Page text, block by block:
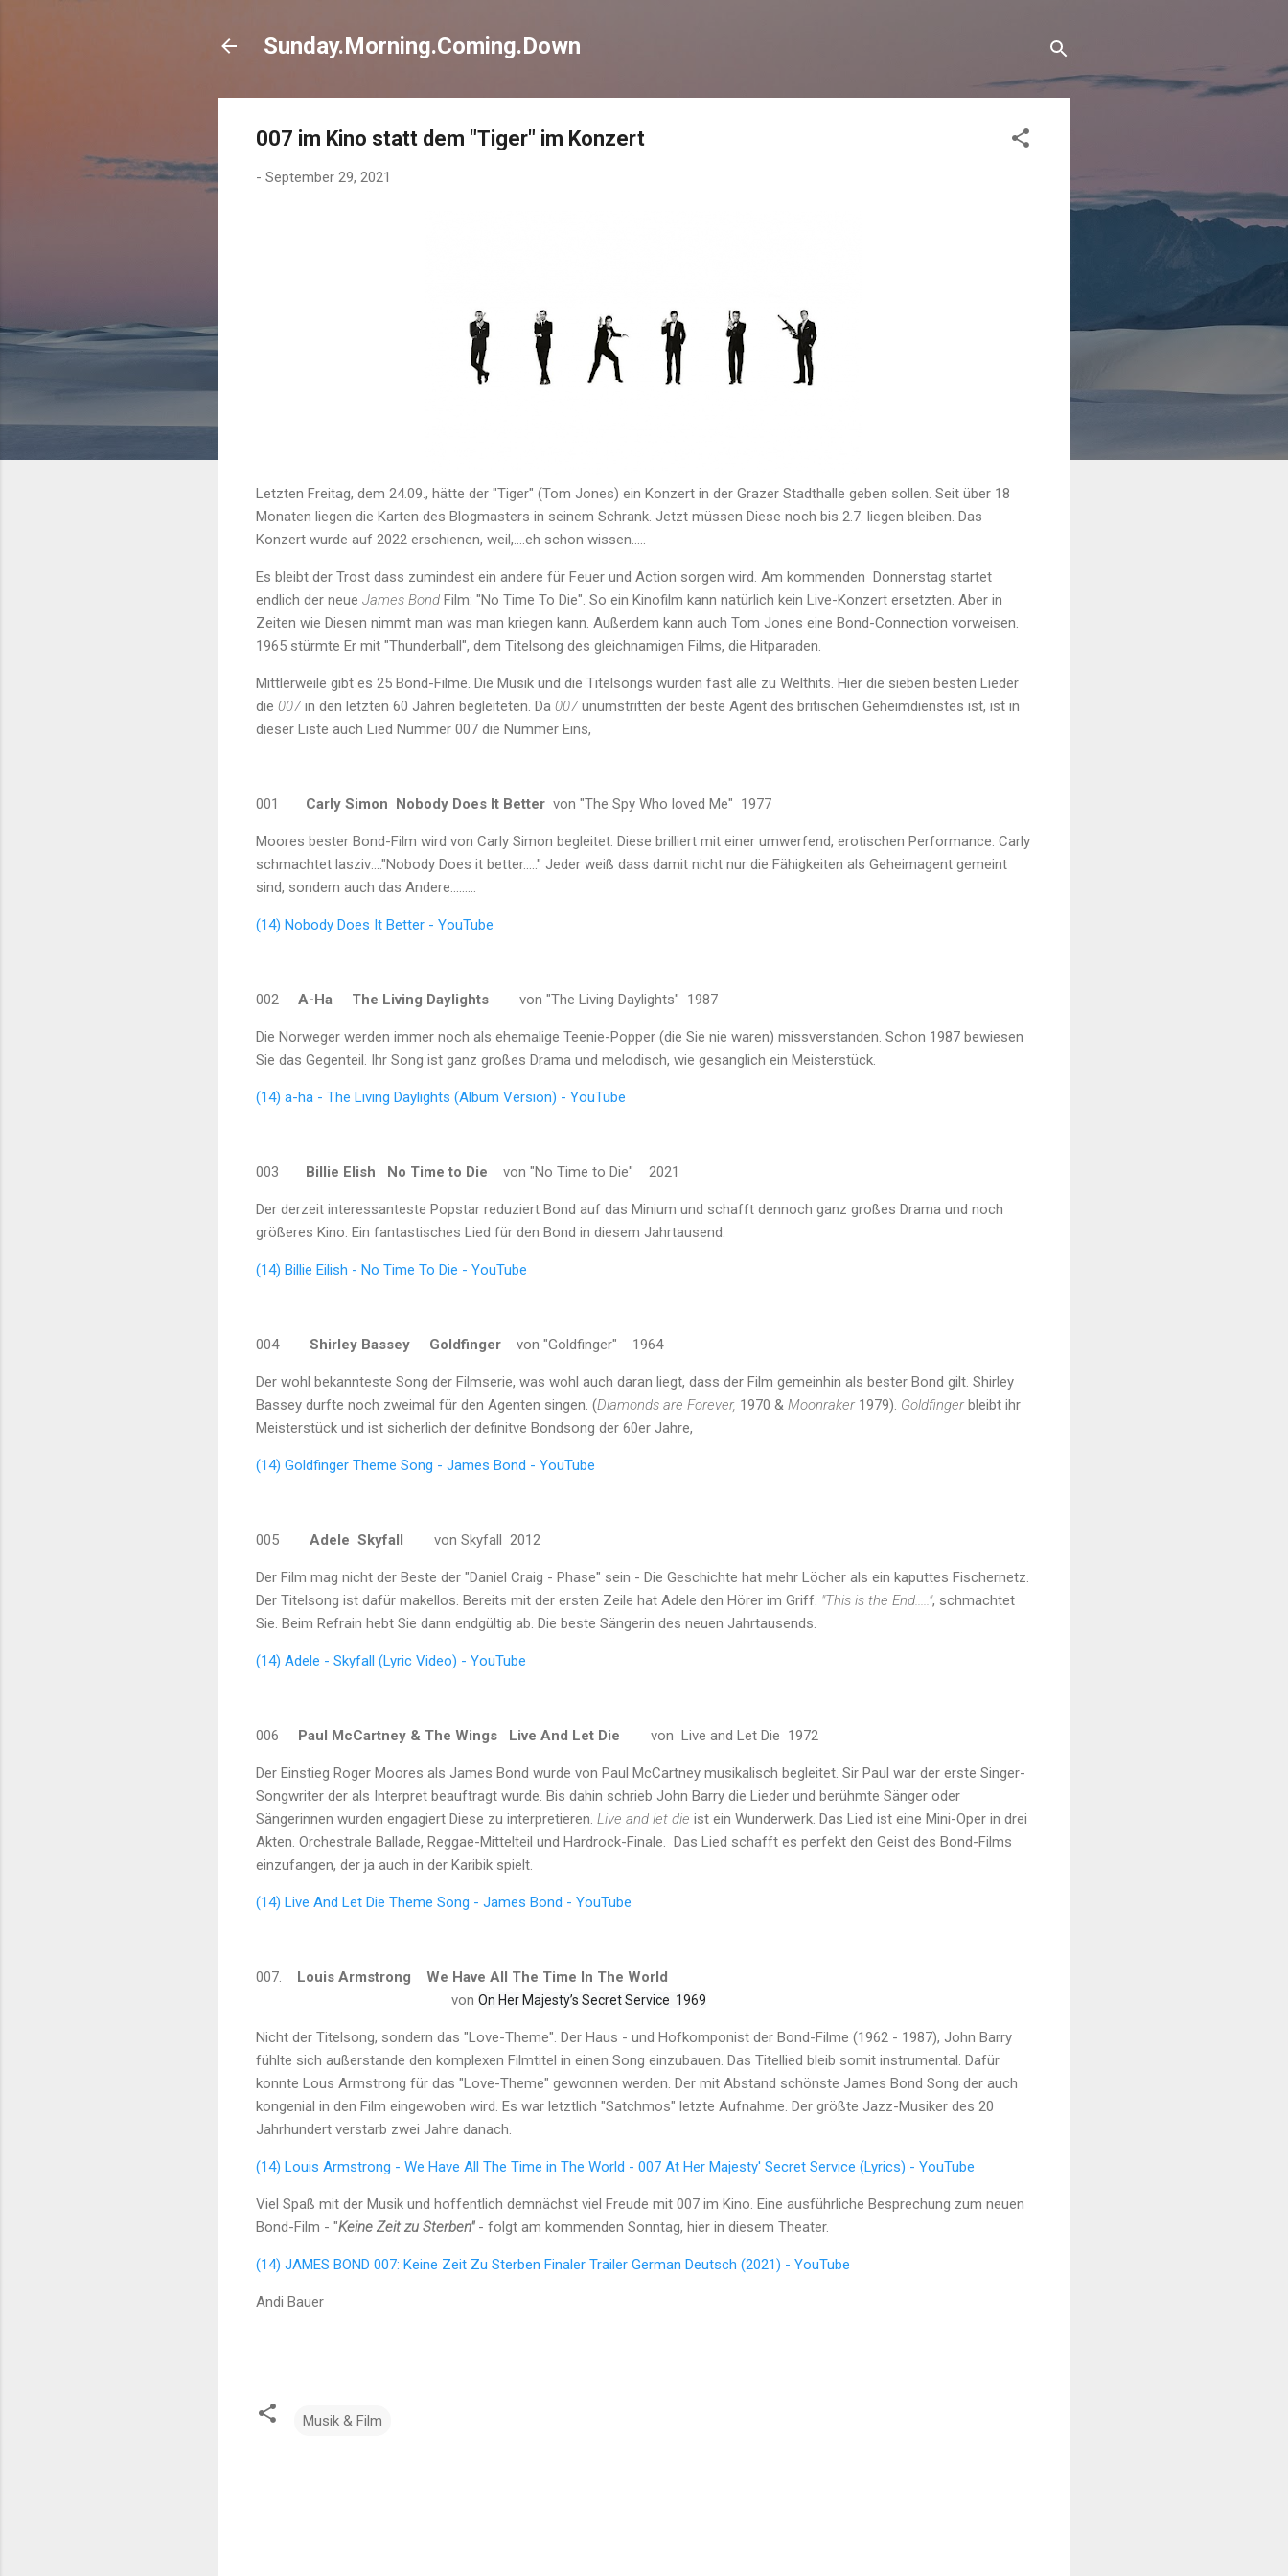
Sunday.Morning.Coming.Down
007 im Kino statt dem "Tiger" im Konzert
- September 29, 2021
Letzten Freitag, dem 24.09., hätte der "Tiger" (Tom Jones) ein Konzert in der Grazer Stadthalle geben sollen. Seit über 18
Monaten liegen die Karten des Blogmasters in seinem Schrank. Jetzt müssen Diese noch bis 2.7. liegen bleiben. Das
Konzert wurde auf 2022 erschienen, weil,....eh schon wissen.....
Es bleibt der Trost dass zumindest ein andere für Feuer und Action sorgen wird. Am kommenden Donnerstag startet
endlich der neue James Bond Film: "No Time To Die". So ein Kinofilm kann natürlich kein Live-Konzert ersetzten. Aber in
Zeiten wie Diesen nimmt man was man kriegen kann. Außerdem kann auch Tom Jones eine Bond-Connection vorweisen.
1965 stürmte Er mit "Thunderball", dem Titelsong des gleichnamigen Films, die Hitparaden.
Mittlerweile gibt es 25 Bond-Filme. Die Musik und die Titelsongs wurden fast alle zu Welthits. Hier die sieben besten Lieder
die 007in den letzten 60 Jahren begleiteten. Da 007unumstritten der beste Agent des britischen Geheimdienstes ist, ist in
dieser Liste auch Lied Nummer 007 die Nummer Eins,
001 Carly Simon Nobody Does It Better von "The Spy Who loved Me" 1977
Moores bester Bond-Film wird von Carly Simon begleitet. Diese brilliert mit einer umwerfend, erotischen Performance. Carly
schmachtet lasziv:..."Nobody Does it better....." Jeder weiß dass damit nicht nur die Fähigkeiten als Geheimagent gemeint
sind, sondern auch das Andere.........
(14) Nobody Does It Better - YouTube
002 A-Ha The Living Daylights von "The Living Daylights" 1987
Die Norweger werden immer noch als ehemalige Teenie-Popper (die Sie nie waren) missverstanden. Schon 1987 bewiesen
Sie das Gegenteil. Ihr Song ist ganz großes Drama und melodisch, wie gesanglich ein Meisterstück.
(14) a-ha - The Living Daylights (Album Version) - YouTube
003 Billie Elish No Time to Die von "No Time to Die" 2021
Der derzeit interessanteste Popstar reduziert Bond auf das Minium und schafft dennoch ganz großes Drama und noch
größeres Kino. Ein fantastisches Lied für den Bond in diesem Jahrtausend.
(14) Billie Eilish - No Time To Die - YouTube
004 Shirley Bassey Goldfinger von "Goldfinger" 1964
Der wohl bekannteste Song der Filmserie, was wohl auch daran liegt, dass der Film gemeinhin als bester Bond gilt. Shirley
Bassey durfte noch zweimal für den Agenten singen. (Diamonds are Forever, 1970 & Moonraker1979). Goldfingerbleibt ihr
Meisterstück und ist sicherlich der definitve Bondsong der 60er Jahre,
(14) Goldfinger Theme Song - James Bond - YouTube
005 Adele Skyfall von Skyfall 2012
Der Film mag nicht der Beste der "Daniel Craig - Phase" sein - Die Geschichte hat mehr Löcher als ein kaputtes Fischernetz.
Der Titelsong ist dafür makellos. Bereits mit der ersten Zeile hat Adele den Hörer im Griff. "This is the End.....", schmachtet
Sie. Beim Refrain hebt Sie dann endgültig ab. Die beste Sängerin des neuen Jahrtausends.
(14) Adele - Skyfall (Lyric Video) - YouTube
006 Paul McCartney & The Wings Live And Let Die von Live and Let Die 1972
Der Einstieg Roger Moores als James Bond wurde von Paul McCartney musikalisch begleitet. Sir Paul war der erste Singer-
Songwriter der als Interpret beauftragt wurde. Bis dahin schrieb John Barry die Lieder und berühmte Sänger oder
Sängerinnen wurden engagiert Diese zu interpretieren. Live and let die ist ein Wunderwerk. Das Lied ist eine Mini-Oper in drei
Akten. Orchestrale Ballade, Reggae-Mittelteil und Hardrock-Finale. Das Lied schafft es perfekt den Geist des Bond-Films
einzufangen, der ja auch in der Karibik spielt.
(14) Live And Let Die Theme Song - James Bond - YouTube
007. Louis Armstrong We Have All The Time In The World
von On Her Majesty’s Secret Service 1969
Nicht der Titelsong, sondern das "Love-Theme". Der Haus - und Hofkomponist der Bond-Filme (1962 - 1987), John Barry
fühlte sich außerstande den komplexen Filmtitel in einen Song einzubauen. Das Titellied bleib somit instrumental. Dafür
konnte Lous Armstrong für das "Love-Theme" gewonnen werden. Der mit Abstand schönste James Bond Song der auch
kongenial in den Film eingewoben wird. Es war letztlich "Satchmos" letzte Aufnahme. Der größte Jazz-Musiker des 20
Jahrhundert verstarb zwei Jahre danach.
(14) Louis Armstrong - We Have All The Time in The World - 007 At Her Majesty' Secret Service (Lyrics) - YouTube
Viel Spaß mit der Musik und hoffentlich demnächst viel Freude mit 007 im Kino. Eine ausführliche Besprechung zum neuen
Bond-Film - "Keine Zeit zu Sterben"- folgt am kommenden Sonntag, hier in diesem Theater.
(14) JAMES BOND 007: Keine Zeit Zu Sterben Finaler Trailer German Deutsch (2021) - YouTube
Andi Bauer
Musik & Film